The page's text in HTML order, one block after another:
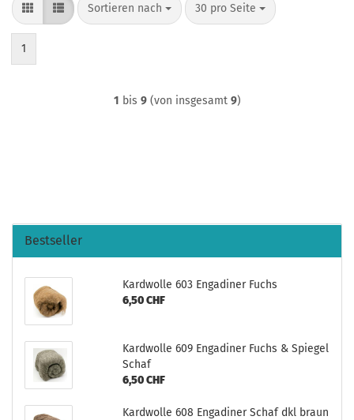
Sortieren nach
Sortieren nach 30 pro Seite
pro Seite
1
1 bis 9(von insgesamt 9)
Bestseller
Kardwolle 603 Engadiner Fuchs
6,50 CHF
Kardwolle 609 Engadiner Fuchs & Spiegel
Schaf
6,50 CHF
Kardwolle 608 Engadiner Schaf dkl braun